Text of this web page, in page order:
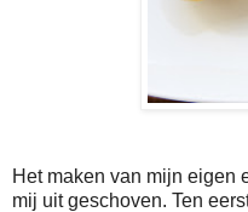
Het maken van mijn eigen
mij uit geschoven. Ten